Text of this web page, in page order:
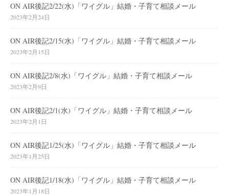
ON AIR後記2/22(水)「ワイグル」結婚・子育て相談メール
2023年2月24日
ON AIR後記2/15(水)「ワイグル」結婚・子育て相談メール
2023年2月15日
ON AIR後記2/8(水)「ワイグル」結婚・子育て相談メール
2023年2月9日
ON AIR後記2/1(水)「ワイグル」結婚・子育て相談メール
2023年2月1日
ON AIR後記1/25(水)「ワイグル」結婚・子育て相談メール
2023年1月25日
ON AIR後記1/18(水)「ワイグル」結婚・子育て相談メール
2023年1月18日